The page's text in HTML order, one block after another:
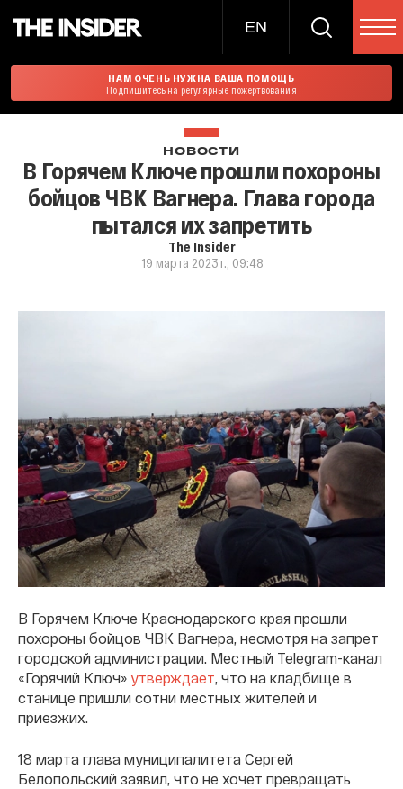
EN
НАМ ОЧЕНЬ НУЖНА ВАША ПОМОЩЬ
Подпишитесь на регулярные пожертвования
НОВОСТИ
В Горячем Ключе прошли похороны
бойцов ЧВК Вагнера. Глава города
пытался их запретить
The Insider
19 марта 2023 г., 09:48
В Горячем Ключе Краснодарского края прошли
похороны бойцов ЧВК Вагнера, несмотря на запрет
городской администрации. Местный Telegram-канал
«Горячий Ключ» утверждает, что на кладбище в
станице пришли сотни местных жителей и
приезжих.
18 марта глава муниципалитета Сергей
Белопольский заявил, что не хочет превращать